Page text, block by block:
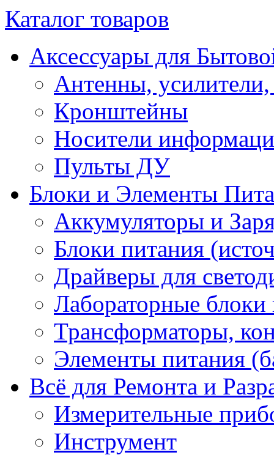
Каталог товаров
Аксессуары для
Антенны, усилители,
Кронштейны
Носители
Пульты ДУ
Блоки и Элементы
Аккумуляторы и
Блоки питания
Драйверы для
Лабораторные блоки
Трансформаторы,
Элементы питания
Всё для Ремонта и
Измерительные
Инструмент